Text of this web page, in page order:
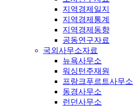
지역경제일지
지역경제통계
지역경제동향
공동연구자료
국외사무소자료
뉴욕사무소
워싱턴주재원
프랑크푸르트사무소
동경사무소
런던사무소